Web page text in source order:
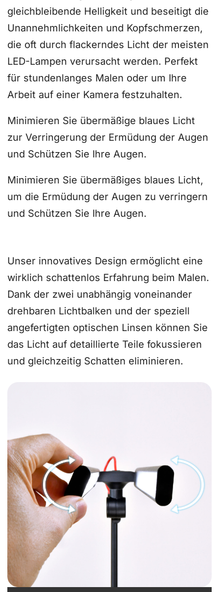
gleichbleibende Helligkeit und beseitigt die
Unannehmlichkeiten und Kopfschmerzen,
die oft durch flackerndes Licht der meisten
LED-Lampen verursacht werden. Perfekt
für stundenlanges Malen oder um Ihre
Arbeit auf einer Kamera festzuhalten.
Minimieren Sie übermäßige blaues Licht
zur Verringerung der Ermüdung der Augen
und Schützen Sie Ihre Augen.
Minimieren Sie übermäßiges blaues Licht,
um die Ermüdung der Augen zu verringern
und Schützen Sie Ihre Augen.
Unser innovatives Design ermöglicht eine
wirklich schattenlos Erfahrung beim Malen.
Dank der zwei unabhängig voneinander
drehbaren Lichtbalken und der speziell
angefertigten optischen Linsen können Sie
das Licht auf detaillierte Teile fokussieren
und gleichzeitig Schatten eliminieren.